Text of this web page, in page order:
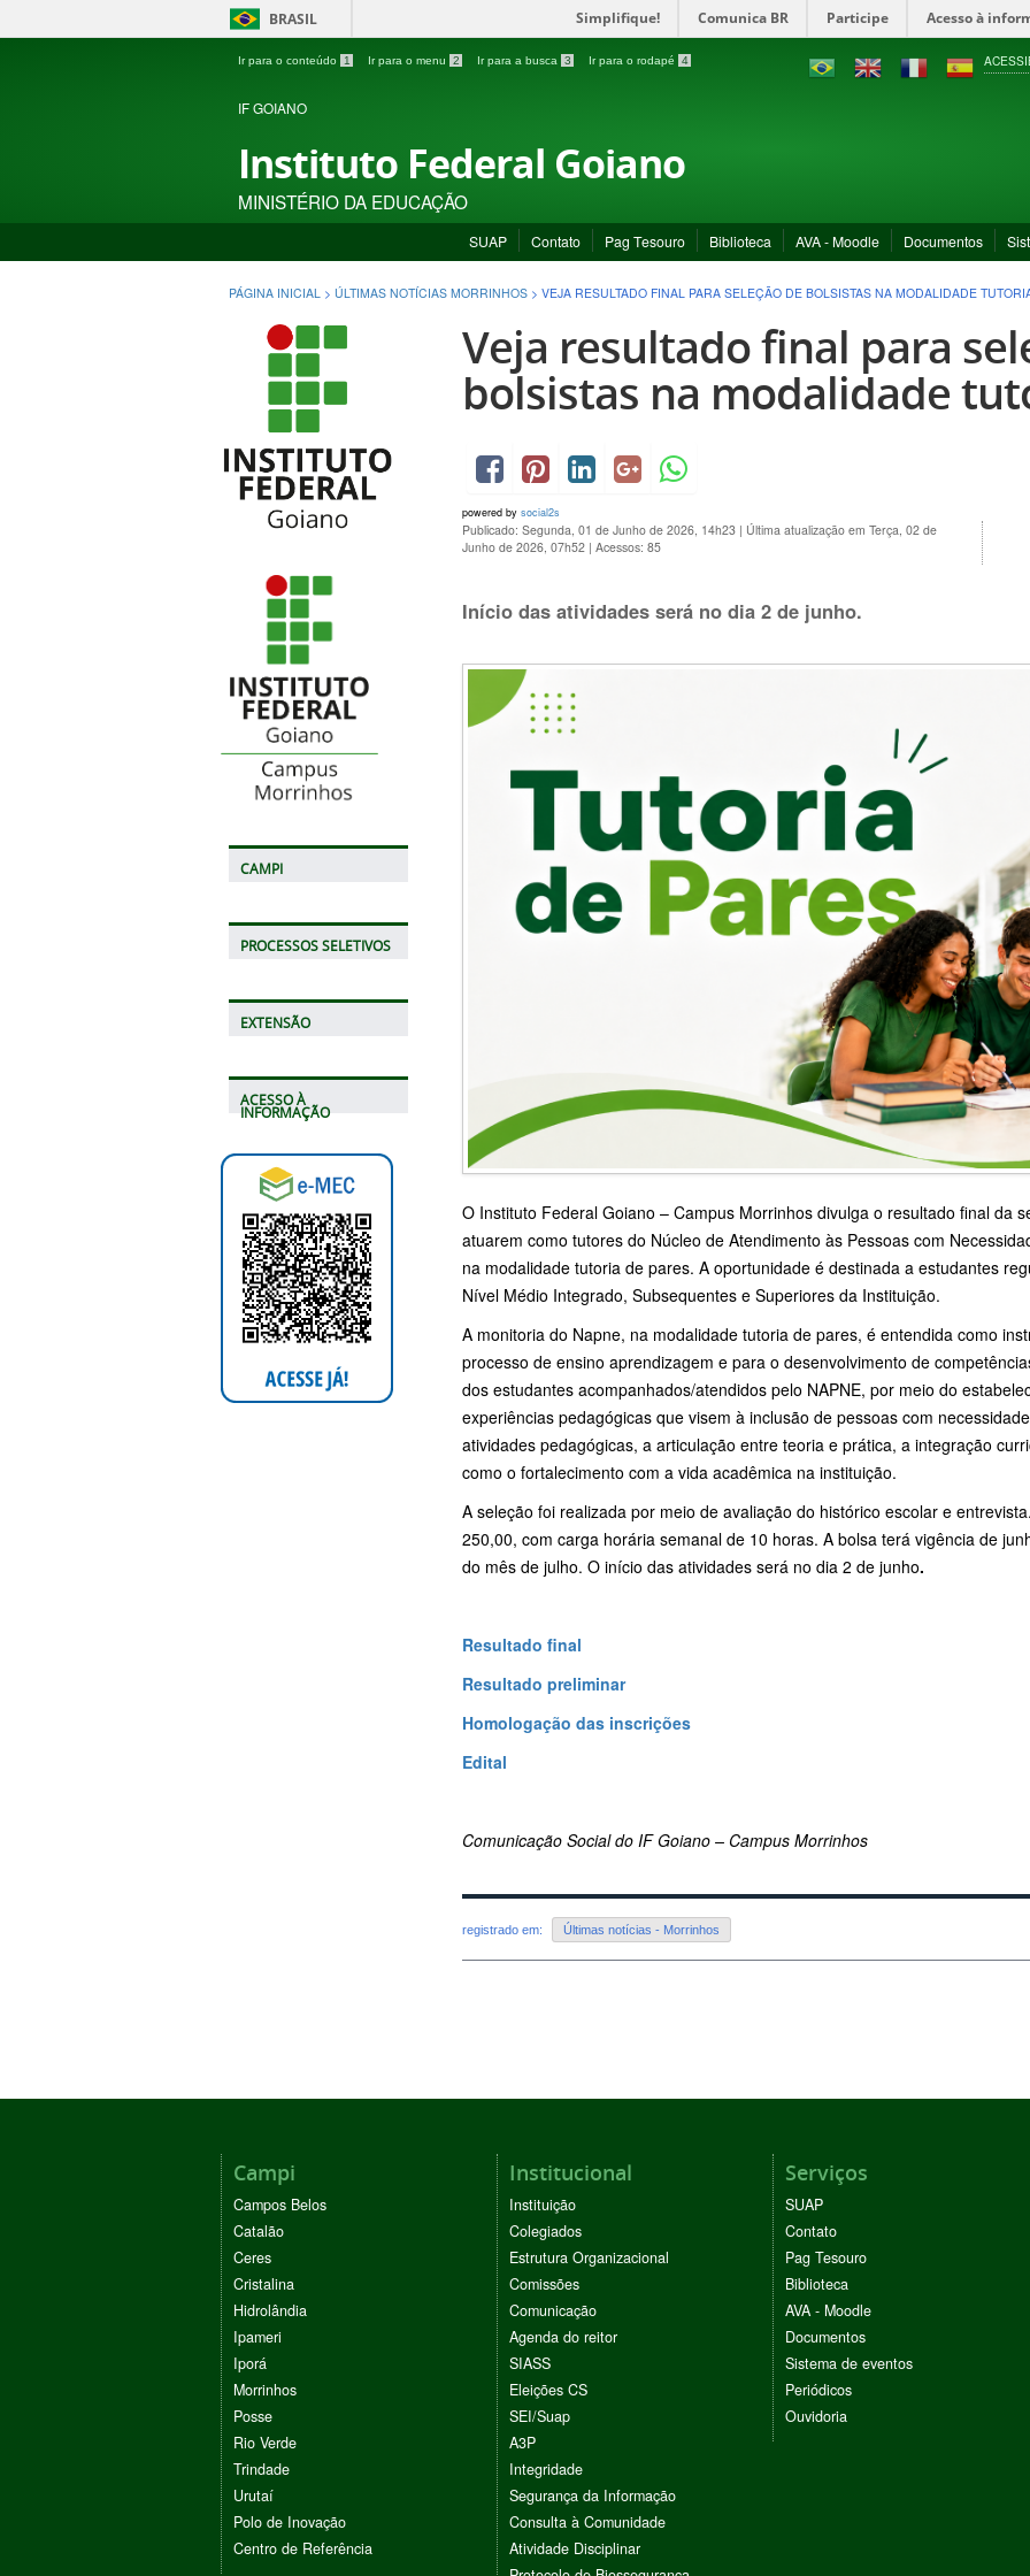
BRASIL Simplifique! Comunica BR Participe Acesso à
Ir para o conteúdo 1 Ir para o menu 2 Ir para a busca 3 Ir para o rodapé 4
IF GOIANO
Instituto Federal Goiano
MINISTÉRIO DA EDUCAÇÃO
SUAP Contato Pag Tesouro Biblioteca AVA - Moodle Documentos
PÁGINA INICIAL > ÚLTIMAS NOTÍCIAS MORRINHOS > VEJA RESULTADO FINAL PARA SELEÇÃO DE BOLSISTAS NA MODALIDADE
CAMPI
PROCESSOS SELETIVOS
EXTENSÃO
ACESSO À
INFORMAÇÃO
Veja resultado final para
bolsistas na modalidade
powered by social2s
Publicado: Segunda, 01 de Junho de 2026, 14h23 | Última atualização em Terça, 02 de
Junho de 2026, 07h52 | Acessos: 85
Início das atividades será no dia 2 de junho.
O Instituto Federal Goiano – Campus Morrinhos divulga o resultado final da
atuarem como tutores do Núcleo de Atendimento às Pessoas com
na modalidade tutoria de pares. A oportunidade é destinada a estudantes
Nível Médio Integrado, Subsequentes e Superiores da Instituição.
A monitoria do Napne, na modalidade tutoria de pares, é entendida como
processo de ensino aprendizagem e para o desenvolvimento de
dos estudantes acompanhados/atendidos pelo NAPNE, por meio do
experiências pedagógicas que visem à inclusão de pessoas com
atividades pedagógicas, a articulação entre teoria e prática, a integração
como o fortalecimento com a vida acadêmica na instituição.
A seleção foi realizada por meio de avaliação do histórico escolar e
250,00, com carga horária semanal de 10 horas. A bolsa terá vigência de
do mês de julho. O início das atividades será no dia 2 de junho.
Resultado final
Resultado preliminar
Homologação das inscrições
Edital
Comunicação Social do IF Goiano – Campus Morrinhos
registrado em: Últimas notícias - Morrinhos
Campi
Campos Belos
Catalão
Ceres
Cristalina
Hidrolândia
Ipameri
Iporá
Morrinhos
Posse
Rio Verde
Trindade
Urutaí
Polo de Inovação
Centro de Referência
Institucional
Instituição
Colegiados
Estrutura Organizacional
Comissões
Comunicação
Agenda do reitor
SIASS
Eleições CS
SEI/Suap
A3P
Integridade
Segurança da Informação
Consulta à Comunidade
Atividade Disciplinar
Serviços
SUAP
Contato
Pag Tesouro
Biblioteca
AVA - Moodle
Documentos
Sistema de eventos
Periódicos
Ouvidoria